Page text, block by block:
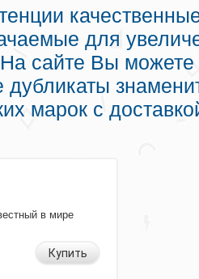
для
сайте Вы можете
дубликаты
марок с
в мире
Купить